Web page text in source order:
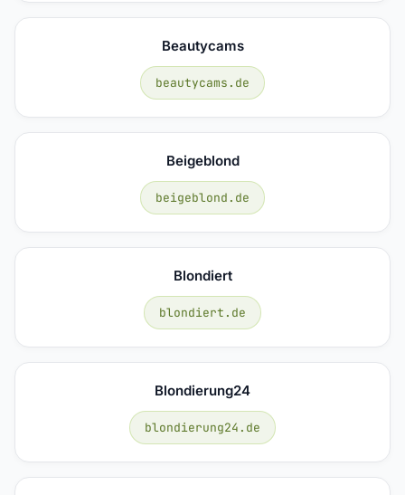
Beautycams
beautycams.de
Beigeblond
beigeblond.de
Blondiert
blondiert.de
Blondierung24
blondierung24.de